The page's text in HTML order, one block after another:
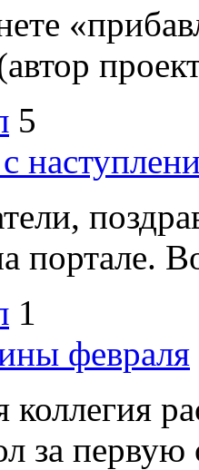
5
портале.
1
февраля
коллегия
за первую